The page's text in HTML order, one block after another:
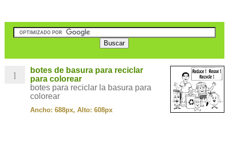
1
botes de basura para reciclar
para colorear
botes para reciclar la basura para
colorear
Ancho: 688px, Alto: 608px